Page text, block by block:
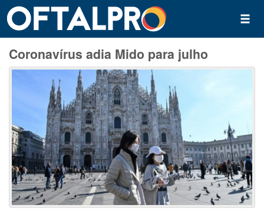
Coronavírus adia Mido para julho